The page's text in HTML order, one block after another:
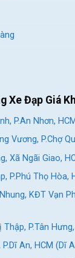
Xe Đạp Giá
P.An Nhơn,
Vương, P.Chợ
Xã Ngãi Giao,
P.Phú Thọ Hòa,
KĐT Vạn
P.Tân
An, HCM (Dĩ